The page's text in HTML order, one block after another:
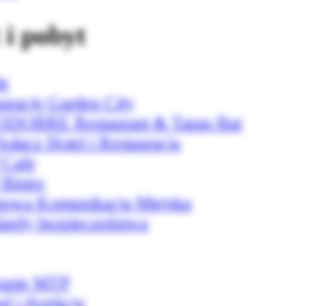
i pobyt
Garden City
Restaurant & Tapas Bar
Hotel i Restauracja
Bistro
Komunikacja Miejska
bezpieczeństwa
MTP